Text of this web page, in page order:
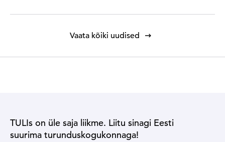
Vaata kõiki uudised
TULIs on üle saja liikme. Liitu sinagi Eesti
suurima turunduskogukonnaga!